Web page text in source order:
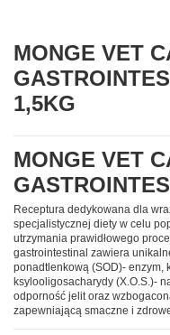
MONGE VET
1,5KG
MONGE VET
Receptura dedykowana dla
specjalistycznej diety w celu
utrzymania prawidłowego
gastrointestinal zawiera
ponadtlenkową (SOD)- enzym,
ksylooligosacharydy (X.O.S.)-
odporność jelit oraz
zapewniającą smaczne i